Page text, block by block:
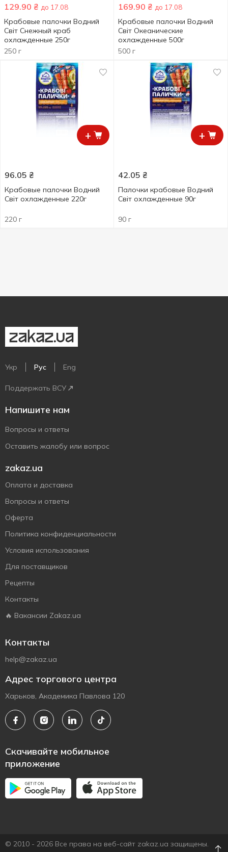
129.90 ₴ до 17.08
Крабовые палочки Водний
Світ Снежный краб
охлажденные 250г
250 г
169.90 ₴ до 17.08
Крабовые палочки Водний
Світ Океанические
охлажденные 500г
500 г
+
96.05 ₴
Крабовые палочки Водний
Світ охлажденные 220г
220 г
+
42.05 ₴
Палочки крабовые Водний
Світ охлажденные 90г
90 г
Укр Рус Eng
Поддержать ВСУ
Напишите нам
Вопросы и ответы
Оставить жалобу или вопрос
zakaz.ua
Оплата и доставка
Вопросы и ответы
Оферта
Политика конфиденциальности
Условия использования
Для поставщиков
Рецепты
Контакты
🔥 Вакансии Zakaz.ua
Контакты
help@zakaz.ua
Адрес торгового центра
Харьков, Академика Павлова 120
Скачивайте мобильное
приложение
© 2010 - 2026 Все права на веб-сайт zakaz.ua защищены.